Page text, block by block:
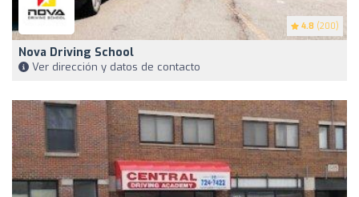
4.8 (200)
Nova Driving School
Ver dirección y datos de contacto